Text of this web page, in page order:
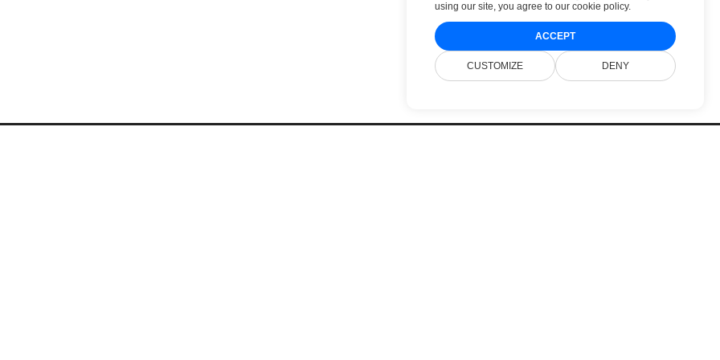
using our site, you agree to our cookie policy.
ACCEPT
CUSTOMIZE DENY